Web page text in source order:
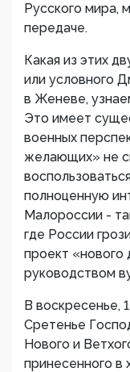
Русского мира,
передаче.
Какая из этих
или условного
в Женеве,
Это имеет
военных
желающих» не
полноценную
Малороссии -
где России
проект «нового
руководством
В воскресенье,
Сретенье
Нового и
принесенного в